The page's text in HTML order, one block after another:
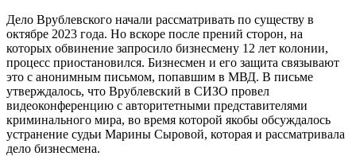
Дело Врублевского начали рассматривать по существу в
октябре 2023 года. Но вскоре после прений сторон, на
которых обвинение запросило бизнесмену 12 лет колонии,
процесс приостановился. Бизнесмен и его защита связывают
это с анонимным письмом, попавшим в МВД. В письме
утверждалось, что Врублевский в СИЗО провел
видеоконференцию с авторитетными представителями
криминального мира, во время которой якобы обсуждалось
устранение судьи Марины Сыровой, которая и рассматривала
дело бизнесмена.